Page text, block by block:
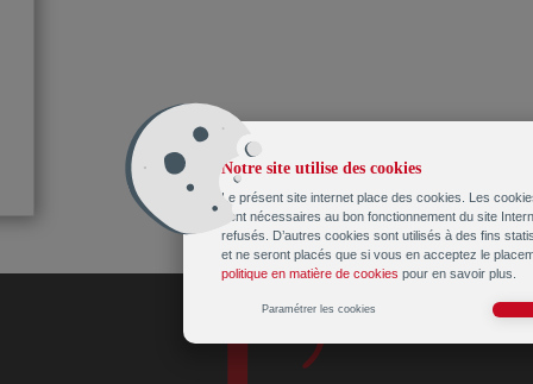
Notre site utilise des cookies
Le présent site internet place des cookies. Les
sont nécessaires au bon fonctionnement du site
refusés. D’autres cookies sont utilisés à des fins
et ne seront placés que si vous en acceptez le
politique en matière de cookies pour en savoir plus.
Paramétrer les cookies